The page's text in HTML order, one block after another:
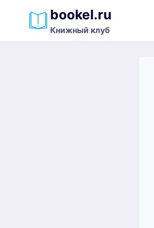
содержимому
bookel.ru
Книжный клуб